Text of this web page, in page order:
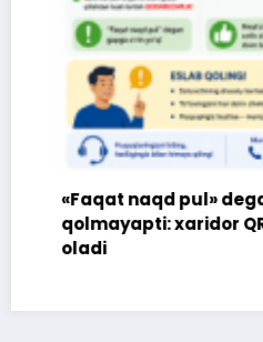
«Faqat naqd pul»
qolmayapti: xaridor
oladi